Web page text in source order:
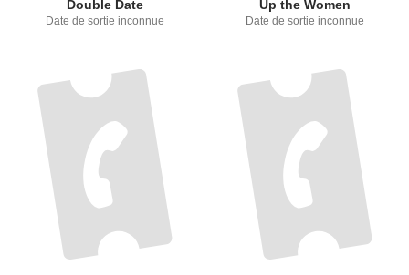
Double Date
Date de sortie inconnue
Up the Women
Date de sortie inconnue